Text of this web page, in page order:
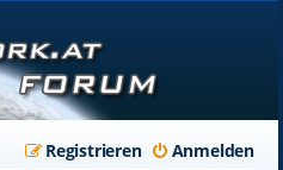
Anmelden
Registrieren